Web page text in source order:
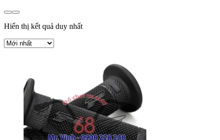
Hiển thị kết quả duy nhất